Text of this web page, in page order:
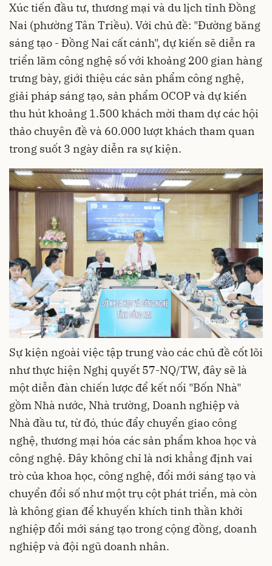
Xúc tiến đầu tư, thương mại và du lịch tỉnh Đồng
Nai (phường Tân Triều). Với chủ đề: "Đường băng
sáng tạo - Đồng Nai cất cánh", dự kiến sẽ diễn ra
triển lãm công nghệ số với khoảng 200 gian hàng
trưng bày, giới thiệu các sản phẩm công nghệ,
giải pháp sáng tạo, sản phẩm OCOP và dự kiến
thu hút khoảng 1.500 khách mời tham dự các hội
thảo chuyên đề và 60.000 lượt khách tham quan
trong suốt 3 ngày diễn ra sự kiện.
Sự kiện ngoài việc tập trung vào các chủ đề cốt lõi
như thực hiện Nghị quyết 57-NQ/TW, đây sẽ là
một diễn đàn chiến lược để kết nối "Bốn Nhà"
gồm Nhà nước, Nhà trường, Doanh nghiệp và
Nhà đầu tư, từ đó, thúc đẩy chuyển giao công
nghệ, thương mại hóa các sản phẩm khoa học và
công nghệ. Đây không chỉ là nơi khẳng định vai
trò của khoa học, công nghệ, đổi mới sáng tạo và
chuyển đổi số như một trụ cột phát triển, mà còn
là không gian để khuyến khích tinh thần khởi
nghiệp đổi mới sáng tạo trong cộng đồng, doanh
nghiệp và đội ngũ doanh nhân.